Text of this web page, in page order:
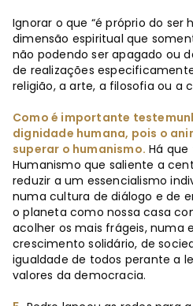
Ignorar o que “é próprio do ser
dimensão espiritual que
não podendo ser apagado ou
de realizações
religião, a arte, a filosofia ou a
Como é importante
dignidade humana, pois o
superar o humanismo. Há
Humanismo que saliente a
reduzir a um essencialismo
numa cultura de diálogo e de
o planeta como nossa casa
acolher os mais frágeis, numa
crescimento solidário, de
igualdade de todos perante a
valores da democracia.